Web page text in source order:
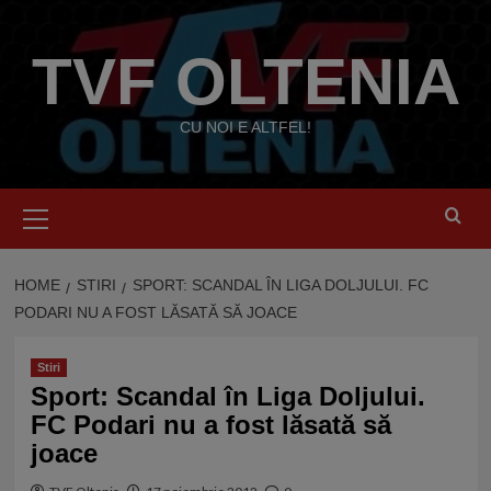
contentTVF OLTENIA
CU NOI E ALTFEL!
Menu
HOME STIRI
SPORT: SCANDAL ÎN LIGA DOLJULUI. FC
PODARI NU A FOST LĂSATĂ SĂ JOACE
Stiri
Sport: Scandal în Liga Doljului.
FC Podari nu a fost lăsată să
joace